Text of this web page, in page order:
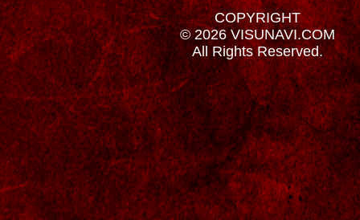
COPYRIGHT
© 2026 VISUNAVI.COM
All Rights Reserved.